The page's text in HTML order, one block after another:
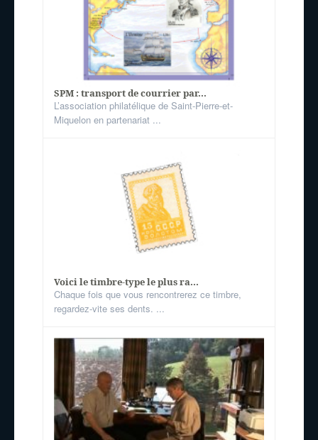
SPM : transport de courrier par...
L’association philatélique de Saint-Pierre-et-
Miquelon en partenariat ...
Voici le timbre-type le plus ra...
Chaque fois que vous rencontrerez ce timbre,
regardez-vite ses dents. ...